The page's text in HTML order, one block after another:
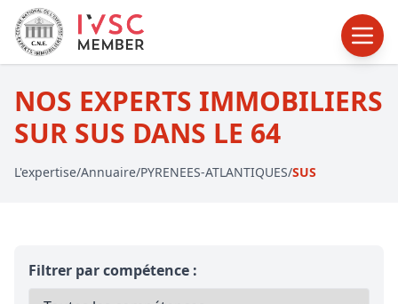
NOS EXPERTS IMMOBILIERS
SUR SUS DANS LE 64
L'expertise/Annuaire/PYRENEES-ATLANTIQUES/SUS
Filtrer par compétence :